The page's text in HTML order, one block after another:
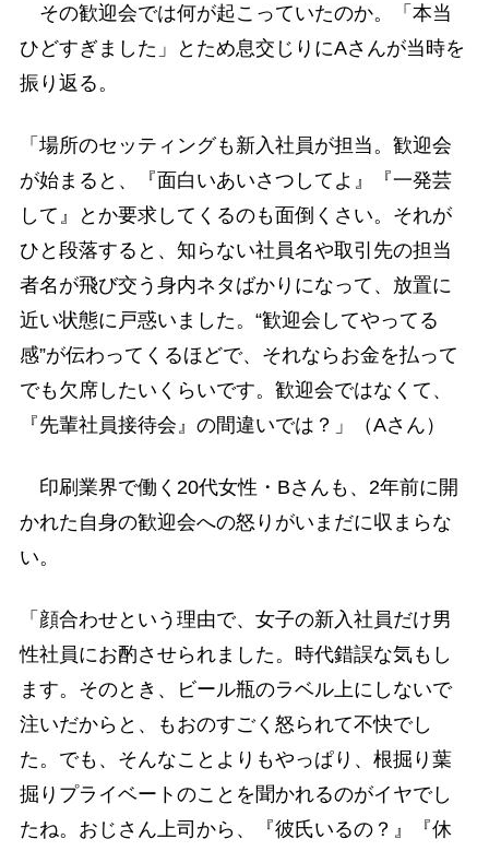
その歓迎会では何が起こっていたのか。「本当
ひどすぎました」とため息交じりにAさんが当時を
振り返る。
「場所のセッティングも新入社員が担当。歓迎会
が始まると、『面白いあいさつしてよ』『一発芸
して』とか要求してくるのも面倒くさい。それが
ひと段落すると、知らない社員名や取引先の担当
者名が飛び交う身内ネタばかりになって、放置に
近い状態に戸惑いました。“歓迎会してやってる
感”が伝わってくるほどで、それならお金を払って
でも欠席したいくらいです。歓迎会ではなくて、
『先輩社員接待会』の間違いでは？」（Aさん）
印刷業界で働く20代女性・Bさんも、2年前に開
かれた自身の歓迎会への怒りがいまだに収まらな
い。
「顔合わせという理由で、女子の新入社員だけ男
性社員にお酌させられました。時代錯誤な気もし
ます。そのとき、ビール瓶のラベル上にしないで
注いだからと、もおのすごく怒られて不快でし
た。でも、そんなことよりもやっぱり、根掘り葉
掘りプライベートのことを聞かれるのがイヤでし
たね。おじさん上司から、『彼氏いるの？』『休